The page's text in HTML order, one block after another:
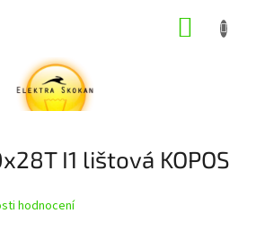
I1 lištová KOPOS
hodnocení